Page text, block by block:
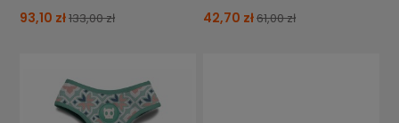
93,10 zł133,00 zł
42,70 zł61,00 zł